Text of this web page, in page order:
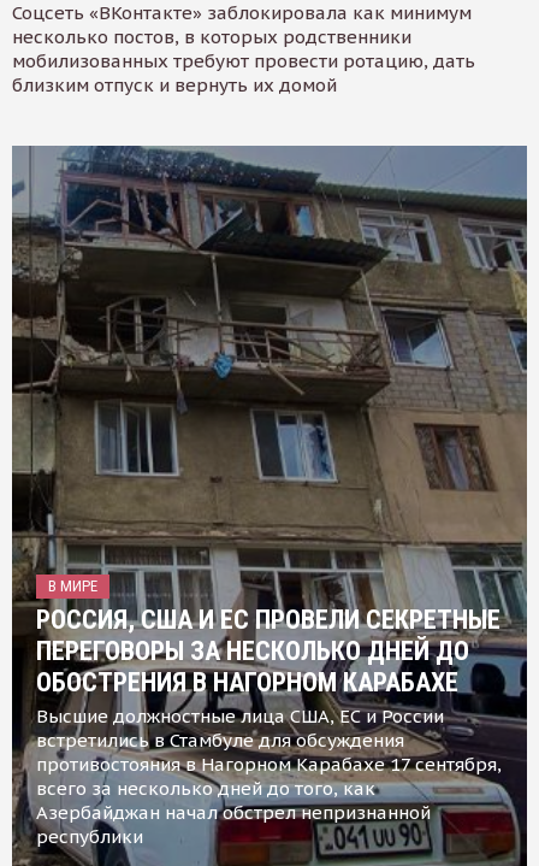
Соцсеть «ВКонтакте» заблокировала как минимум
несколько постов, в которых родственники
мобилизованных требуют провести ротацию, дать
близким отпуск и вернуть их домой
В МИРЕ
РОССИЯ, США И ЕС ПРОВЕЛИ СЕКРЕТНЫЕ
ПЕРЕГОВОРЫ ЗА НЕСКОЛЬКО ДНЕЙ ДО
ОБОСТРЕНИЯ В НАГОРНОМ КАРАБАХЕ
Высшие должностные лица США, ЕС и России
встретились в Стамбуле для обсуждения
противостояния в Нагорном Карабахе 17 сентября,
всего за несколько дней до того, как
Азербайджан начал обстрел непризнанной
республики